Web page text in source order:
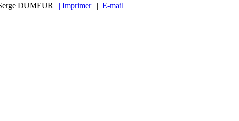
DUMEUR | | Imprimer | | E-mail